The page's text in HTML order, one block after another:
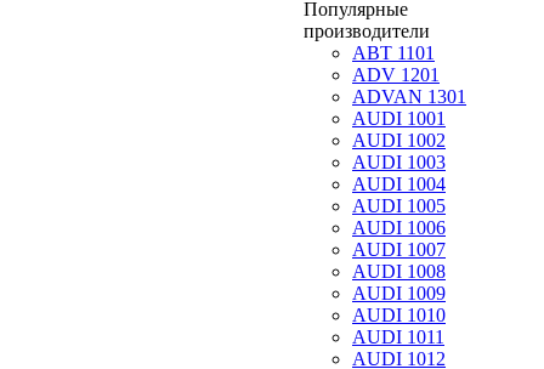
Популярные
производители
ABT 1101
ADV 1201
ADVAN 1301
AUDI 1001
AUDI 1002
AUDI 1003
AUDI 1004
AUDI 1005
AUDI 1006
AUDI 1007
AUDI 1008
AUDI 1009
AUDI 1010
AUDI 1011
AUDI 1012